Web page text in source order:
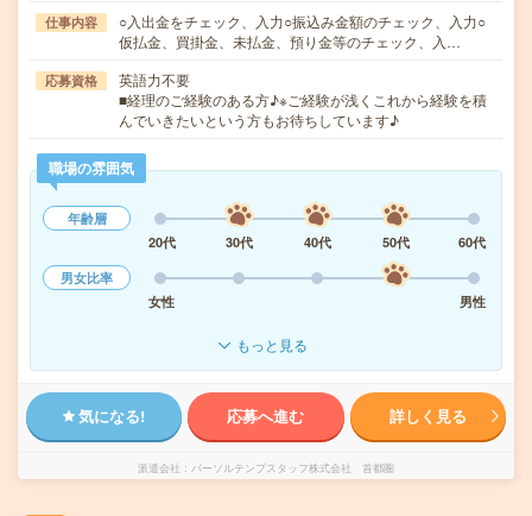
仕事内容
○入出金をチェック、入力○振込み金額のチェック、入力○
仮払金、買掛金、未払金、預り金等のチェック、入…
応募資格
英語力不要
■経理のご経験のある方♪※ご経験が浅くこれから経験を積
んでいきたいという方もお待ちしています♪
職場の雰囲気
年齢層
20代
30代 40代 50代
60代
男女比率
女性
男性
もっと見る
気になる! 応募へ進む 詳しく見る
派遣会社 パーソルテンプスタッフ株式会社 首都圏